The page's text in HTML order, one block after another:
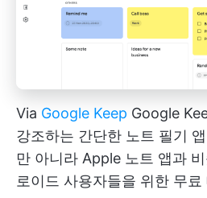
Via Google Keep Google
강조하는 간단한 노트 필기
만 아니라 Apple 노트 앱과
로이드 사용자들을 위한 무료